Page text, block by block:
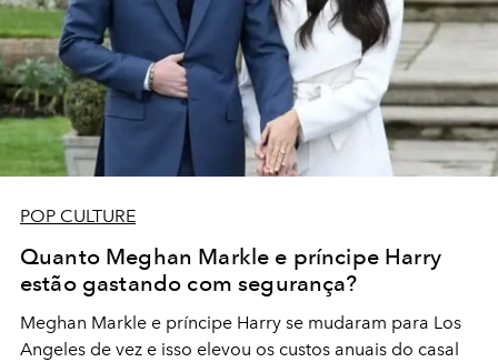
POP CULTURE
Quanto Meghan Markle e príncipe Harry
estão gastando com segurança?
Meghan Markle e príncipe Harry se mudaram para Los
Angeles de vez e isso elevou os custos anuais do casal